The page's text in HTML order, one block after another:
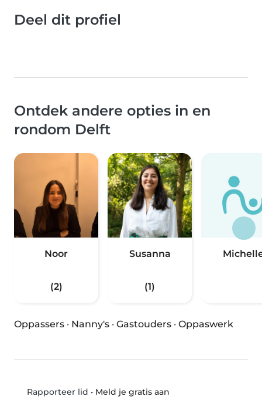
Deel dit profiel
Ontdek andere opties in en
rondom Delft
Noor
(2)
Susanna
(1)
Oppassers · Nanny's · Gastouders · Oppaswerk
Rapporteer lid • Meld je gratis aan